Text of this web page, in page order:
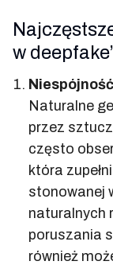
w
Naturalne
przez
często
która
stonowanej
naturalnych
poruszania
również